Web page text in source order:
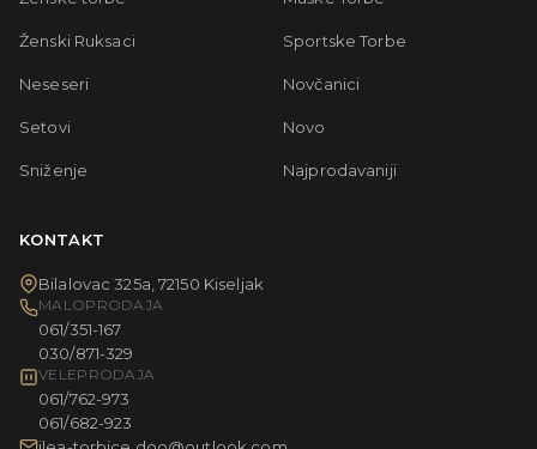
Ženski Ruksaci Sportske Torbe
Neseseri Novčanici
Setovi Novo
Sniženje Najprodavaniji
KONTAKT
Bilalovac 325a, 72150 Kiseljak
MALOPRODAJA
061/351-167
030/871-329
VELEPRODAJA
061/762-973
061/682-923